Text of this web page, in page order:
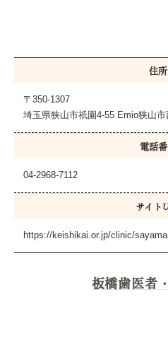
住所
〒350-1307
埼玉県狭山市祇園4-55 Emio狭山市
電話
04-2968-7112
サイト
https://keishikai.or.jp/clinic/
板橋歯医者